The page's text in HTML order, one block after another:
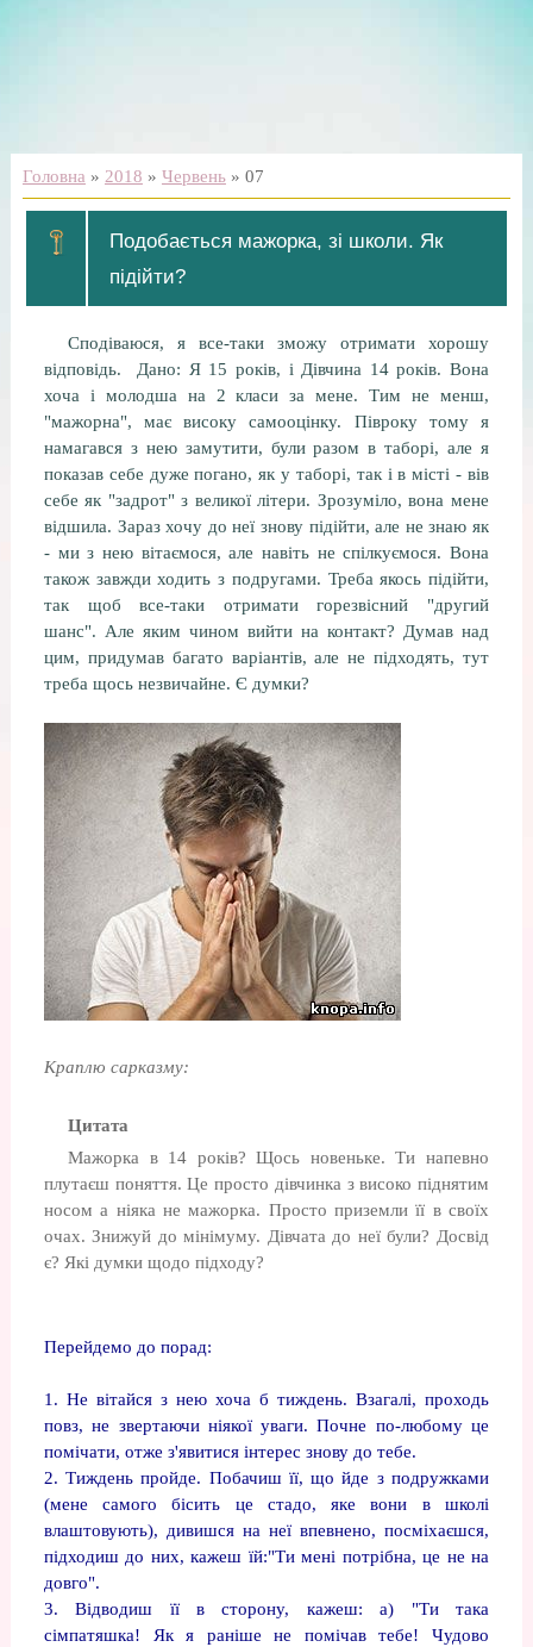
Головна » 2018 » Червень » 07
Подобається мажорка, зі школи. Як
підійти?
Сподіваюся, я все-таки зможу отримати хорошу
відповідь. Дано: Я 15 років, і Дівчина 14 років. Вона
хоча і молодша на 2 класи за мене. Тим не менш,
"мажорна", має високу самооцінку. Півроку тому я
намагався з нею замутити, були разом в таборі, але я
показав себе дуже погано, як у таборі, так і в місті - вів
себе як "задрот" з великої літери. Зрозуміло, вона мене
відшила. Зараз хочу до неї знову підійти, але не знаю як
- ми з нею вітаємося, але навіть не спілкуємося. Вона
також завжди ходить з подругами. Треба якось підійти,
так щоб все-таки отримати горезвісний "другий
шанс". Але яким чином вийти на контакт? Думав над
цим, придумав багато варіантів, але не підходять, тут
треба щось незвичайне. Є думки?
Краплю сарказму:
Цитата
Мажорка в 14 років? Щось новеньке. Ти напевно
плутаєш поняття. Це просто дівчинка з високо піднятим
носом а ніяка не мажорка. Просто приземли її в своїх
очах. Знижуй до мінімуму. Дівчата до неї були? Досвід
є? Які думки щодо підходу?
Перейдемо до порад:
1. Не вітайся з нею хоча б тиждень. Взагалі, проходь
повз, не звертаючи ніякої уваги. Почне по-любому це
помічати, отже з'явитися інтерес знову до тебе.
2. Тиждень пройде. Побачиш її, що йде з подружками
(мене самого бісить це стадо, яке вони в школі
влаштовують), дивишся на неї впевнено, посміхаєшся,
підходиш до них, кажеш їй:"Ти мені потрібна, це не на
довго".
3. Відводиш її в сторону, кажеш: а) "Ти така
сімпатяшка! Як я раніше не помічав тебе! Чудово